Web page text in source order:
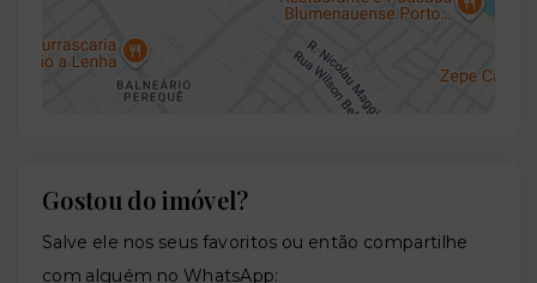
Gostou do imóvel?
Salve ele nos seus favoritos ou então compartilhe
com alguém no WhatsApp: